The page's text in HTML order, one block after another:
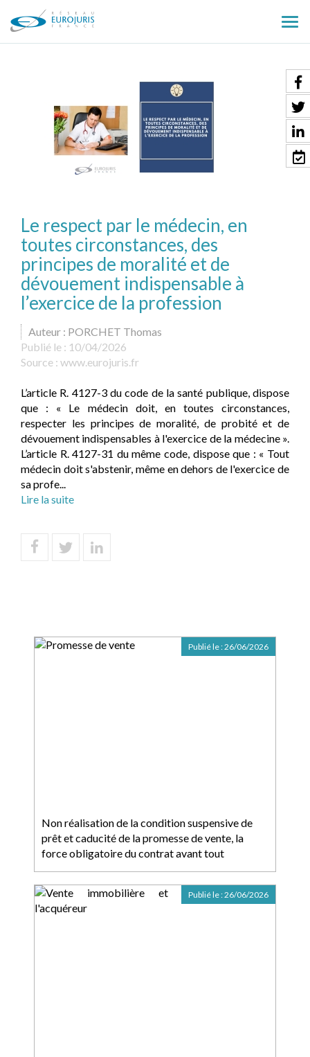
le
Le respect par le médecin, en
toutes circonstances, des
principes de moralité et de
dévouement indispensable à
l’exercice de la profession
Auteur : PORCHET Thomas
Publié le : 10/04/2026
Source : www.eurojuris.fr
L’article R. 4127-3 du code de la santé publique, dispose
que : « Le médecin doit, en toutes circonstances,
respecter les principes de moralité, de probité et de
dévouement indispensables à l'exercice de la médecine ».
L’article R. 4127-31 du même code, dispose que : « Tout
médecin doit s'abstenir, même en dehors de l'exercice de
sa profe...
Lire la suite
Non réalisation de la condition suspensive de
prêt et caducité de la promesse de vente, la
force obligatoire du contrat avant tout
Publié le :26/06/2026
Publié le :26/06/2026